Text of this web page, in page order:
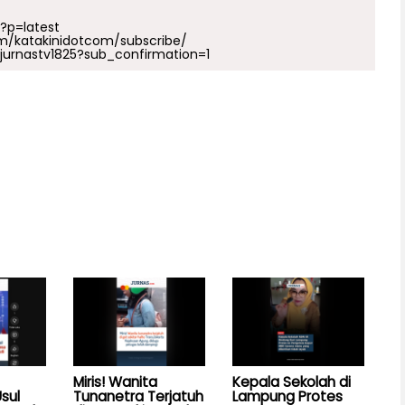
katakinidotcom/subscribe/
Miris! Wanita
Tunanetra Terjatuh
Kepala Sekolah di
Lampung Protes